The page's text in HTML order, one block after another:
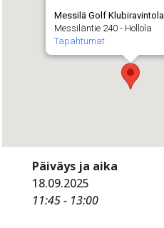
Messilä Golf Klubiravintola
Messiläntie 240 - Hollola
Tapahtumat
Päiväys ja aika
18.09.2025
11:45 - 13:00